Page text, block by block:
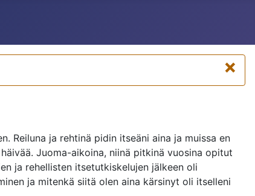
×
Reiluna ja rehtinä pidin itseäni aina ja muissa en
Juoma-aikoina, niinä pitkinä vuosina opitut
ja rehellisten itsetutkiskelujen jälkeen oli
ja mitenkä siitä olen aina kärsinyt oli itselleni